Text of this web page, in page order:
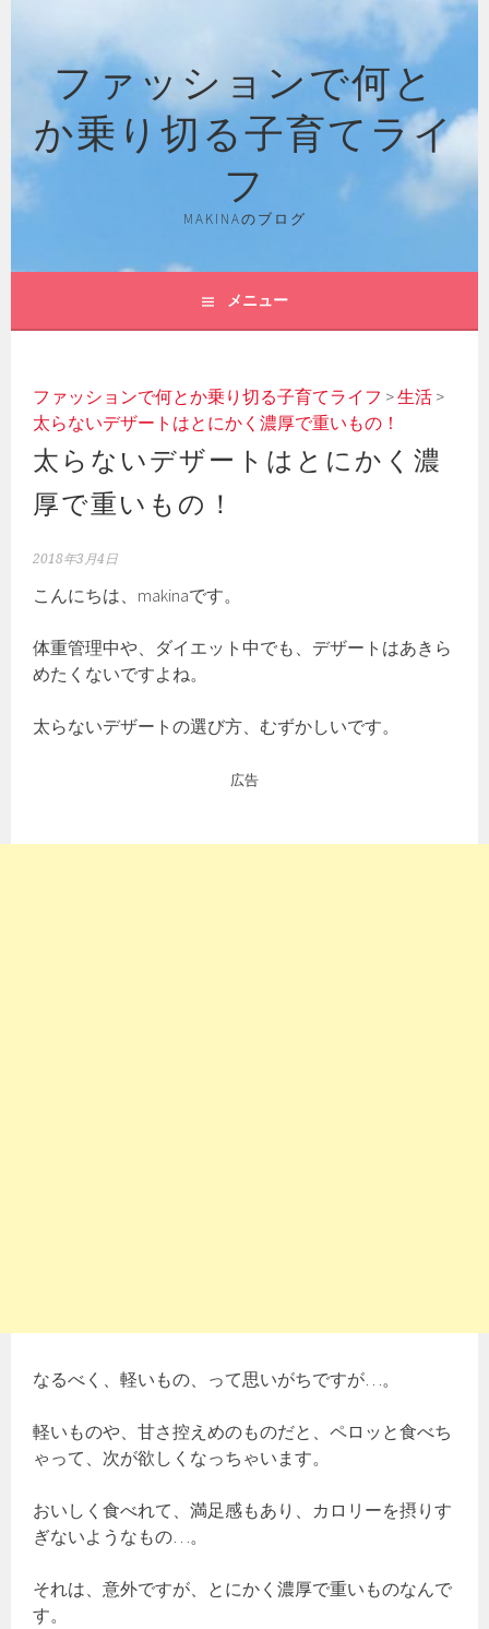
ファッションで何と
か乗り切る子育てライ
フ
MAKINAのブログ
メニュー
ファッションで何とか乗り切る子育てライフ >生活 >
太らないデザートはとにかく濃厚で重いもの！
太らないデザートはとにかく濃
厚で重いもの！
2018年3月4日
こんにちは、makinaです。
体重管理中や、ダイエット中でも、デザートはあきら
めたくないですよね。
太らないデザートの選び方、むずかしいです。
広告
なるべく、軽いもの、って思いがちですが…。
軽いものや、甘さ控えめのものだと、ペロッと食べち
ゃって、次が欲しくなっちゃいます。
おいしく食べれて、満足感もあり、カロリーを摂りす
ぎないようなもの…。
それは、意外ですが、とにかく濃厚で重いものなんで
す。